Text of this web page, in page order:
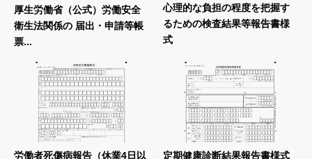
厚生労働省（公式）労働安全
衛生法関係の 届出・申請等帳
票...
心理的な負担の程度を把握す
るための検査結果等報告書様
式
労働者死傷病報告（休業4日以
定期健康診断結果報告書様式